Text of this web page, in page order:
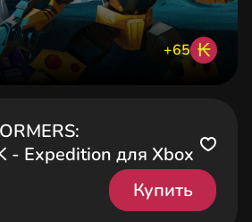
+65 ₭
- Expedition для Xbox
Купить